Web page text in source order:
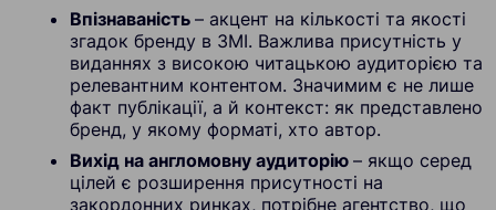
Впізнаваність – акцент на кількості та якості
згадок бренду в ЗМІ. Важлива присутність у
виданнях з високою читацькою аудиторією та
релевантним контентом. Значимим є не лише
факт публікації, а й контекст: як представлено
бренд, у якому форматі, хто автор.
Вихід на англомовну аудиторію – якщо серед
цілей є розширення присутності на
закордонних ринках, потрібне агентство, що